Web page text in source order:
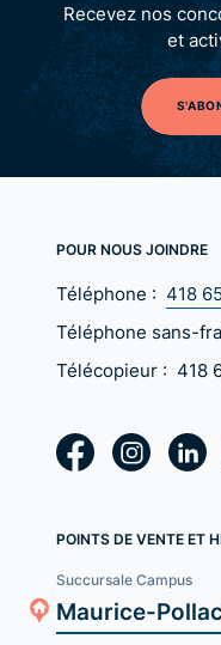
Recevez nos
et
POUR NOUS JOINDRE
Téléphone : 418
Téléphone sans-
Télécopieur : 418
POINTS DE VENTE ET
Succursale Campus
Maurice-